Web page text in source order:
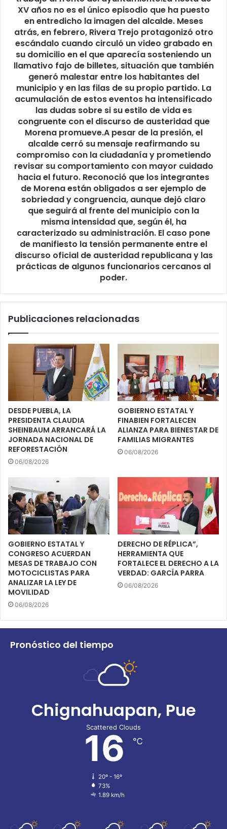
XV años no es el único episodio que ha puesto
en entredicho la imagen del alcalde. Meses
atrás, en febrero, Rivera Trejo protagonizó otro
escándalo cuando circuló un video grabado en
su domicilio en el que aparecía sosteniendo un
llamativo fajo de billetes, situación que también
generó malestar entre los habitantes del
municipio y en las filas de su propio partido. La
acumulación de estos eventos ha intensificado
las dudas sobre si su estilo de vida es
congruente con el discurso de austeridad que
Morena promueve.A pesar de la presión, el
alcalde cerró su mensaje reafirmando su
compromiso con la ciudadanía y prometiendo
revisar su comportamiento con mayor cuidado
hacia el futuro. Reconoció que los integrantes
de Morena están obligados a ser ejemplo de
sobriedad y congruencia, aunque dejó claro
que seguirá al frente del municipio con la
misma intensidad que, según él, ha
caracterizado su administración. El caso pone
de manifiesto la tensión permanente entre el
discurso oficial de austeridad republicana y las
prácticas de algunos funcionarios cercanos al
poder.​​​​​​​​​​​​​​​​
Publicaciones relacionadas
DESDE PUEBLA, LA
PRESIDENTA CLAUDIA
SHEINBAUM ARRANCARÁ LA
JORNADA NACIONAL DE
REFORESTACIÓN
06/08/2026
GOBIERNO ESTATAL Y
FINABIEN FORTALECEN
ALIANZA PARA BIENESTAR DE
FAMILIAS MIGRANTES
06/08/2026
GOBIERNO ESTATAL Y
CONGRESO ACUERDAN
MESAS DE TRABAJO CON
MOTOCICLISTAS PARA
ANALIZAR LA LEY DE
MOVILIDAD
06/08/2026
DERECHO DE RÉPLICA”,
HERRAMIENTA QUE
FORTALECE EL DERECHO A LA
VERDAD: GARCÍA PARRA
06/08/2026
Pronóstico del tiempo
Chignahuapan, Pue
Scattered Clouds
16 ℃
20º - 16º
73%
1.89 km/h